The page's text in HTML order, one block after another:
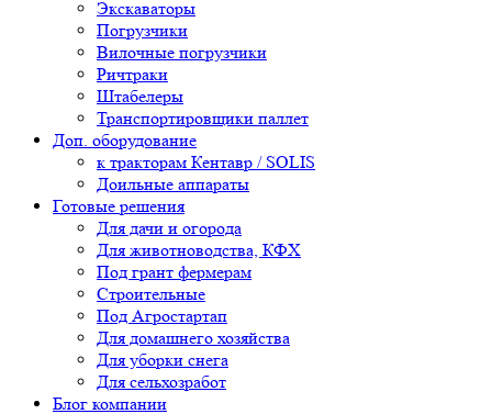
Экскаваторы
Погрузчики
Вилочные погрузчики
Ричтраки
Штабелеры
Транспортировщики паллет
Доп. оборудование
к тракторам Кентавр / SOLIS
Доильные аппараты
Готовые решения
Для дачи и огорода
Для животноводства, КФХ
Под грант фермерам
Строительные
Под Агростартап
Для домашнего хозяйства
Для уборки снега
Для сельхозработ
Блог компании